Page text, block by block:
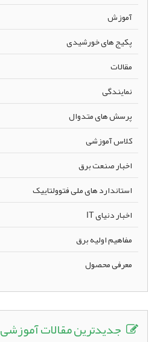
آموزش
پکیج های خورشیدی
مقالات
نمایندگی
پرسش های متدوال
کلاس آموزشی
اخبار صنعت برق
استاندارد های ملی فتوولتاییک
اخبار دنیای IT
مفاهیم اولیه برق
معرفی محصول
جدیدترین مقالات آموزشی